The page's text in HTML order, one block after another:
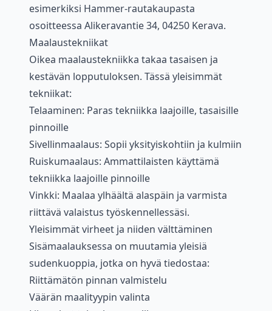
esimerkiksi Hammer-rautakaupasta
osoitteessa Alikeravantie 34, 04250 Kerava.
Maalaustekniikat
Oikea maalaustekniikka takaa tasaisen ja
kestävän lopputuloksen. Tässä yleisimmät
tekniikat:
Telaaminen: Paras tekniikka laajoille, tasaisille
pinnoille
Sivellinmaalaus: Sopii yksityiskohtiin ja kulmiin
Ruiskumaalaus: Ammattilaisten käyttämä
tekniikka laajoille pinnoille
Vinkki: Maalaa ylhäältä alaspäin ja varmista
riittävä valaistus työskennellessäsi.
Yleisimmät virheet ja niiden välttäminen
Sisämaalauksessa on muutamia yleisiä
sudenkuoppia, jotka on hyvä tiedostaa:
Riittämätön pinnan valmistelu
Väärän maalityypin valinta